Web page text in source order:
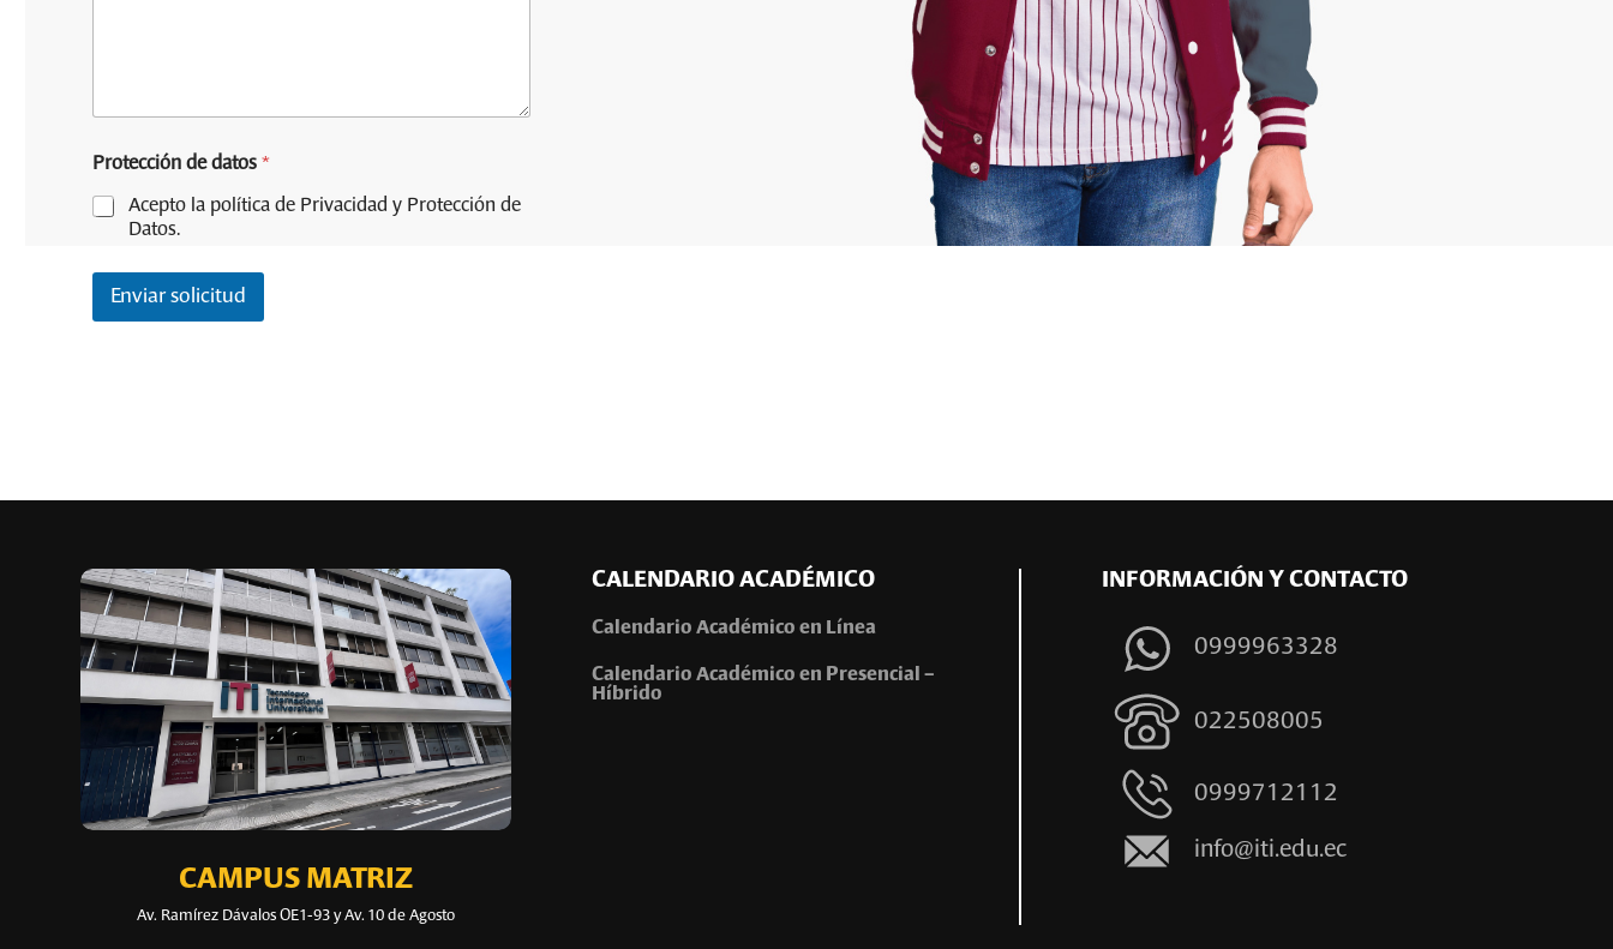
Protección de datos *
Acepto la política de Privacidad y Protección de
Datos.
Enviar solicitud
CAMPUS MATRIZ
Av. Ramírez Dávalos OE1-93 y Av. 10 de Agosto
CALENDARIO ACADÉMICO
Calendario Académico en Línea
Calendario Académico en Presencial –
Híbrido
INFORMACIÓN Y CONTACTO
0999963328
022508005
0999712112
info@iti.edu.ec